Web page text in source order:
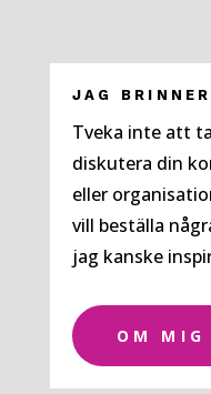
JAG
Tveka inte att
diskutera din
eller
vill beställa
jag kanske
OM MIG